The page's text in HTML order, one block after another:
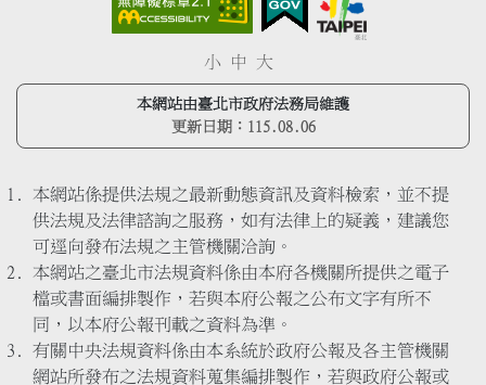
小 中 大
本網站由臺北市政府法務局維護
更新日期： 115.08.06
本網站係提供法規之最新動態資訊及資料檢索，並不提
供法規及法律諮詢之服務，如有法律上的疑義，建議您
可逕向發布法規之主管機關洽詢。
本網站之臺北市法規資料係由本府各機關所提供之電子
檔或書面編排製作，若與本府公報之公布文字有所不
同，以本府公報刊載之資料為準。
有關中央法規資料係由本系統於政府公報及各主管機關
網站所發布之法規資料蒐集編排製作，若與政府公報或